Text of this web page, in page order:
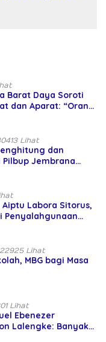
Barat Daya Soroti
dan Aparat: “Orang
Lihat
dan
Jembrana
Labora Sitorus,
Penyalahgunaan
22925 Lihat
MBG bagi Masa
Lihat
Ebenezer
Lalengke: Banyak